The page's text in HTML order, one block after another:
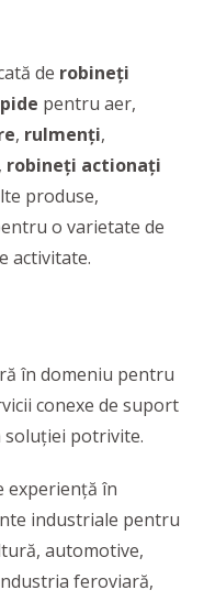
de robineți
pentru aer,
, rulmenți,
robineți actionați
produse,
o varietate de
activitate.
în domeniu pentru
conexe de suport
soluţiei potrivite.
experienţă în
industriale pentru
automotive,
feroviară,